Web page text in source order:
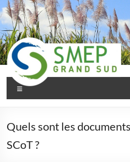
Aller
au
contenu
SMEP
Grand
Sud
Menu
Quels sont les
SCoT ?